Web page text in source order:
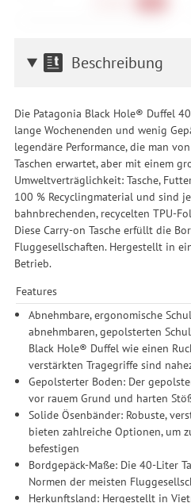
Beschreibung
Die Patagonia Black Hole® Duffel
lange Wochenenden und wenig
legendäre Performance, die man
Taschen erwartet, aber mit einem
Umweltverträglichkeit: Tasche,
100 % Recyclingmaterial und sind
bahnbrechenden, recycelten TPU-
Diese Carry-on Tasche erfüllt die
Fluggesellschaften. Hergestellt in
Betrieb.
Features
Abnehmbare, ergonomische
abnehmbaren, gepolsterten
Black Hole® Duffel wie einen
verstärkten Tragegriffe sind
Gepolsterter Boden: Der
vor rauem Grund und harten
Solide Ösenbänder: Robuste,
bieten zahlreiche Optionen, um
befestigen
Bordgepäck-Maße: Die 40-Liter
Normen der meisten
Herkunftsland: Hergestellt in